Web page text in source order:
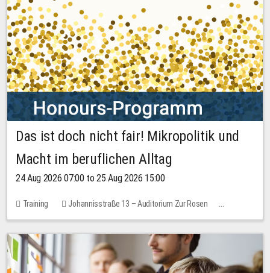
Das ist doch nicht fair! Mikropolitik und
Macht im beruflichen Alltag
24 Aug 2026 07:00 to 25 Aug 2026 15:00
Training
Johannisstraße 13 – Auditorium Zur Rosen
No free places